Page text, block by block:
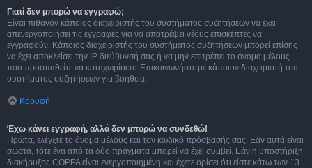
Γιατί δεν μπορώ να εγγραφώ;
Είναι πιθανόν κάποιος διαχειριστής του συστήματος συζητήσεων να έχει
απενεργοποιήσει τις εγγραφές για να αποτρέψει νέους επισκέπτες να
εγγραφούν. Κάποιος διαχειριστής του συστήματος συζητήσεων μπορεί επίσης
να έχει αποκλείσει την IP διεύθυνσή σας ή να μην επιτρέπει το όνομα μέλους
που προσπαθείτε να καταχωρίσετε. Επικοινωνήστε με κάποιον διαχειριστή του
συστήματος συζητήσεων για βοήθεια.
Κορυφή
Έχω κάνει εγγραφή, αλλά δεν μπορώ να συνδεθώ!
Πρώτα, ελέγξτε το όνομα μέλους και τον κωδικό πρόσβασής σας. Εάν αυτά είναι
σωστά, τότε ένα από τα δύο πράγματα μπορεί να έχει συμβεί. Εάν η υποστήριξη
διακήρυξης COPPA είναι ενεργοποιημένη και έχετε ορίσει ότι είστε κάτω των 13